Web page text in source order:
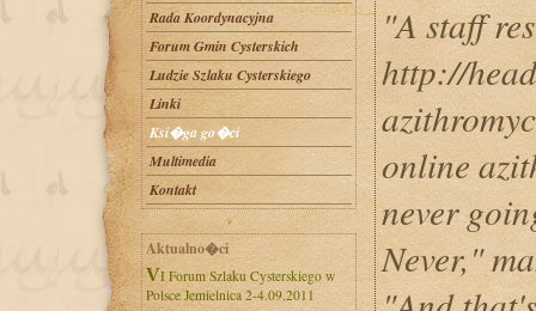
Rada Koordynacyjna
Forum Gmin Cysterskich
Ludzie Szlaku Cysterskiego
Linki
Ksi�ga go�ci
Multimedia
Kontakt
Aktualno�ci
VI Forum Szlaku Cysterskiego w
Polsce Jemielnica 2-4.09.2011
"A staff
http://
online
never
Never,"